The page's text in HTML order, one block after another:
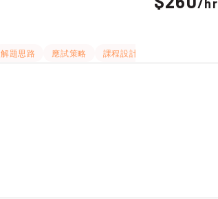
解題思路 應試策略 課程設計
/hr